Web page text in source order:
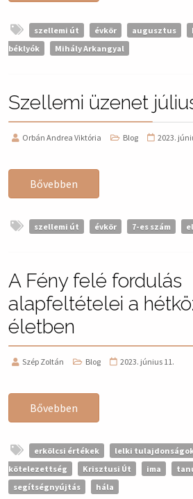
szellemi út évkör augusztus
béklyók
Mihály Arkangyal
Szellemi üzenet
Orbán Andrea Viktória Blog 2023.
Bővebben
szellemi út évkör 7-es szám
A Fény felé fordulás
alapfeltételei a
életben
Szép Zoltán Blog 2023. június 11.
Bővebben
erkölcsi értékek lelki
kötelezettség
Krisztusi Út ima
segítségnyújtás
hála